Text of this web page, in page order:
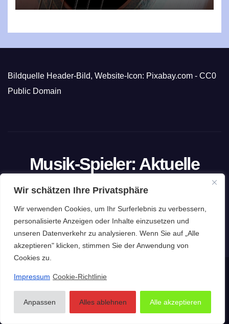
Wir schätzen Ihre Privatsphäre
Wir verwenden Cookies, um Ihr Surferlebnis zu verbessern,
personalisierte Anzeigen oder Inhalte einzusetzen und
unseren Datenverkehr zu analysieren. Wenn Sie auf „Alle
akzeptieren" klicken, stimmen Sie der Anwendung von
Cookies zu.
Impressum Cookie-Richtlinie
Anpassen Alles ablehnen Alle akzeptieren
Bildquelle Header-Bild, Website-Icon: Pixabay.com - CC0
Public Domain
Musik-Spieler: Aktuelle
Trends und exklusive
Einblicke
Die Website für Musikliebhaber
Stolz präsentiert von WordPress
ImpressumDatenschutzerklärung